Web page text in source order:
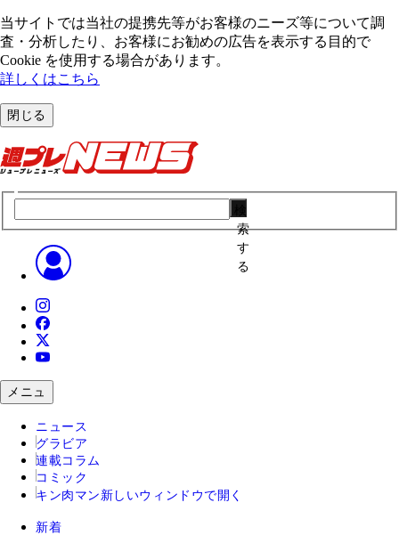
当サイトでは当社の提携先等がお客様のニーズ等について調
査・分析したり、お客様にお勧めの広告を表⽰する⽬的で
Cookie を使⽤する場合があります。
詳しくはこちら
閉じる
索
す
る
メニュ
ニュース
グラビア
連載コラム
コミック
キン肉マン 新しいウィンドウで開く
新着